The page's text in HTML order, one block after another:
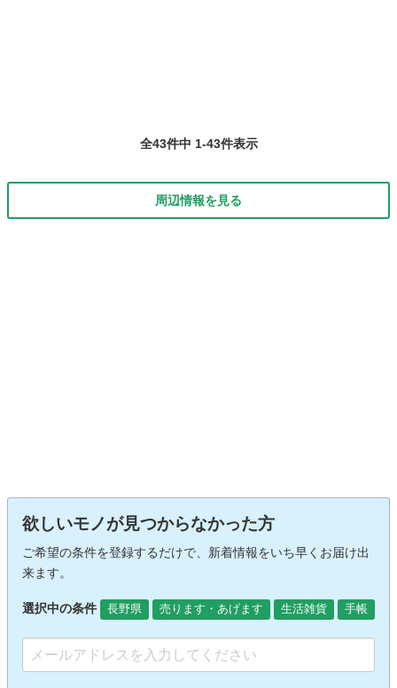
全43件中 1-43件表示
周辺情報を見る
欲しいモノが見つからなかった方
ご希望の条件を登録するだけで、新着情報をいち早くお届け出
来ます。
選択中の条件 長野県 売ります・あげます 生活雑貨 手帳